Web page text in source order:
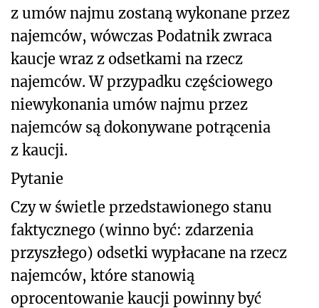
z umów najmu zostaną wykonane przez
najemców, wówczas Podatnik zwraca
kaucje wraz z odsetkami na rzecz
najemców. W przypadku częściowego
niewykonania umów najmu przez
najemców są dokonywane potrącenia
z kaucji.
Pytanie
Czy w świetle przedstawionego stanu
faktycznego (winno być: zdarzenia
przyszłego) odsetki wypłacane na rzecz
najemców, które stanowią
oprocentowanie kaucji powinny być